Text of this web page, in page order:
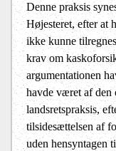
Denne praksis
Højesteret, efter at
ikke kunne
krav om
argumentationen
havde været af den
landsretspraksis,
tilsidesættelsen af
uden hensyntagen